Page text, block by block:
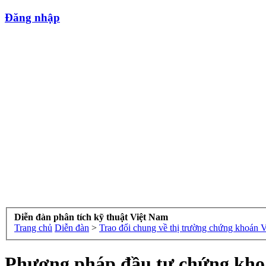
Đăng nhập
Diễn đàn phân tích kỹ thuật Việt Nam
Trang chủ Diễn đàn > Trao đổi chung về thị trường chứng khoán